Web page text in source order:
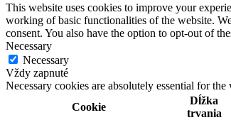
This website uses cookies to improve your
working of basic functionalities of the website.
consent. You also have the option to opt-out of
Necessary
Necessary
Vždy zapnuté
Necessary cookies are absolutely essential for
Cookie
Dĺžka
trvania